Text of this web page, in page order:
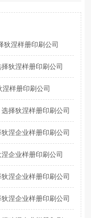
狄涅样册印刷公司
狄涅样册印刷公司
样册印刷公司
择狄涅样册印刷公司
涅企业样册印刷公司
企业样册印刷公司
涅企业样册印刷公司
涅企业样册印刷公司